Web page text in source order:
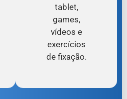
tablet,
games,
vídeos e
exercícios
de fixação.